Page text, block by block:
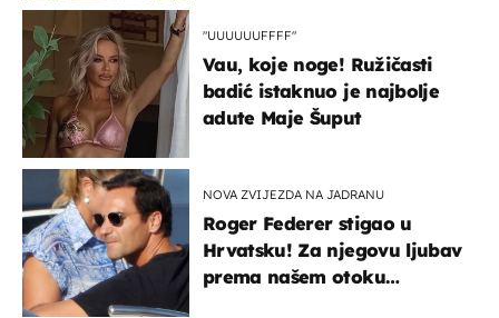
"UUUUUUFFFF"
Vau, koje noge! Ružičasti
badić istaknuo je najbolje
adute Maje Šuput
NOVA ZVIJEZDA NA JADRANU
Roger Federer stigao u
Hrvatsku! Za njegovu ljubav
prema našem otoku